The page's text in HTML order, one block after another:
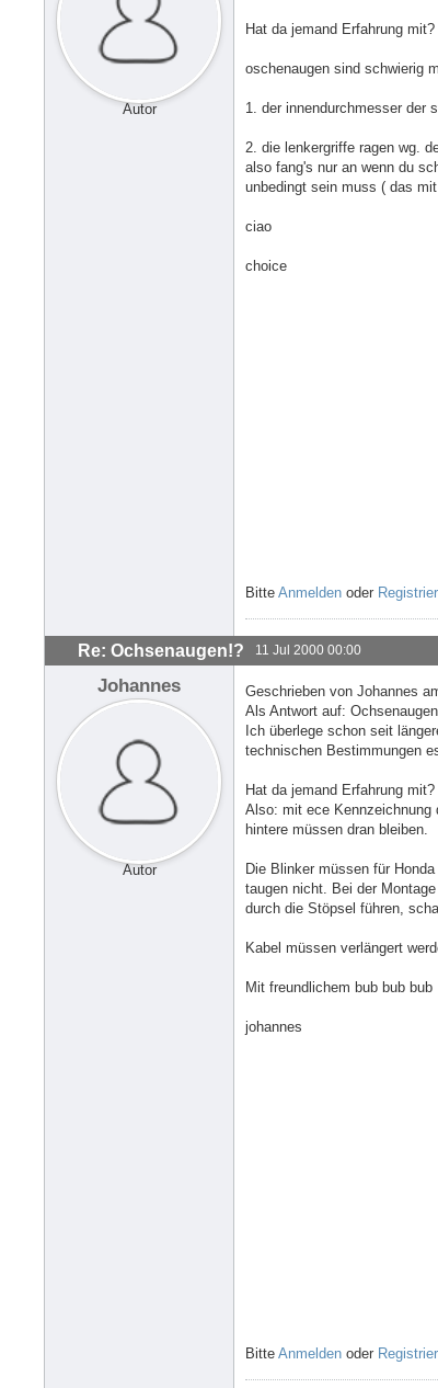
Autor
Hat da jemand Erfahrung mit?
oschenaugen sind schwierig
1. der innendurchmesser der
2. die lenkergriffe ragen wg.
also fang's nur an wenn du
unbedingt sein muss ( das
ciao
choice
Bitte Anmelden oder
Re: Ochsenaugen!? 11 Jul 2000 00:00
Johannes
Autor
Geschrieben von Johannes
Als Antwort auf:
Ich überlege schon seit
technischen Bestimmungen
Hat da jemand Erfahrung mit?
Also: mit ece Kennzeichnung
hintere müssen dran bleiben.
Die Blinker müssen für
taugen nicht. Bei der
durch die Stöpsel führen,
Kabel müssen verlängert
Mit freundlichem bub bub bub
johannes
Bitte Anmelden oder